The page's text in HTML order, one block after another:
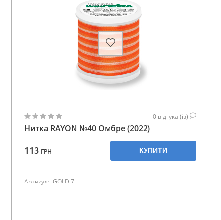
0 відгука (ів)
Нитка RAYON №40 Омбре (2022)
113 ГРН КУПИТИ
Артикул: GOLD 7